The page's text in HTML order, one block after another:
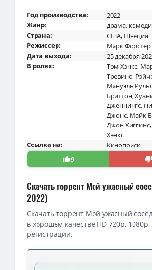
Год производства:
2022
Жанр:
драма,
Страна:
США, Швеция
Режиссер:
Марк Форстер
Дата выхода:
25 декабря
В ролях:
Том Хэнкс,
Тревино,
Мануэль
Бриттон,
Дженнингс,
Джонс, Майк
Джон Хиггинс,
Хэнкс
Ссылка на:
Кинопоиск
9
Скачать торрент Мой ужасный
2022)
Скачать торрент Мой ужасный
в хорошем качестве HD 720p,
регистрации.
Скачать торрент — Мой ужасный сосед